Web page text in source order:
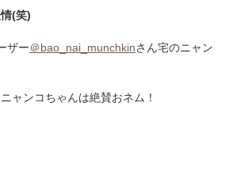
(笑)
ザー＠bao_nai_munchkinさん宅のニャン
ャンコちゃんは絶賛おネム！